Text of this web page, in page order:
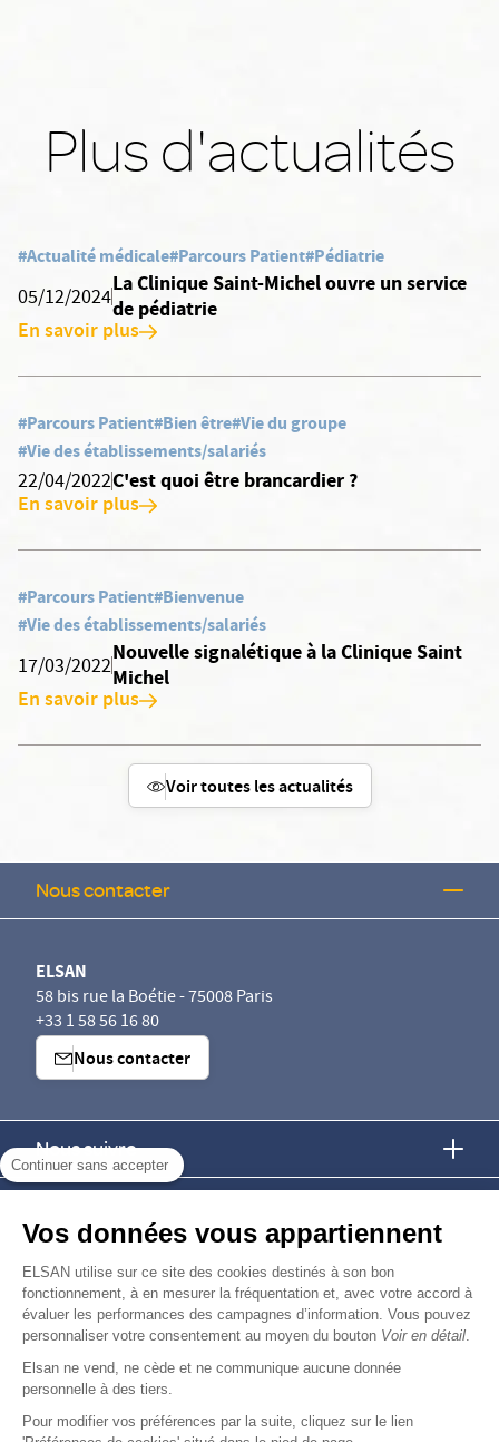
Continuer sans accepter
Vos données vous appartiennent
ELSAN utilise sur ce site des cookies destinés à son bon
fonctionnement, à en mesurer la fréquentation et, avec votre accord à
évaluer les performances des campagnes d’information. Vous pouvez
personnaliser votre consentement au moyen du bouton Voir en détail
Elsan ne vend, ne cède et ne communique aucune donnée
personnelle à des tiers.
Pour modifier vos préférences par la suite, cliquez sur le lien
Plus d'actualités
#Actualité médicale#Parcours Patient#Pédiatrie
05/12/2024
La Clinique Saint-Michel ouvre un service
de pédiatrie
En savoir plus
#Parcours Patient#Bien être#Vie du groupe
#Vie des établissements/salariés
22/04/2022C'est quoi être brancardier ?
En savoir plus
#Parcours Patient#Bienvenue
#Vie des établissements/salariés
17/03/2022
Nouvelle signalétique à la Clinique Saint
Michel
En savoir plus
Voir toutes les actualités
Nous contacter
ELSAN
58 bis rue la Boétie - 75008 Paris
+33 1 58 56 16 80
Nous contacter
Nous suivre
Nous rejoindre
Devenir fournisseur
© Copyright 2026 Elsan
Mentions Légales-Données personnelles
Agence digitale : VOID